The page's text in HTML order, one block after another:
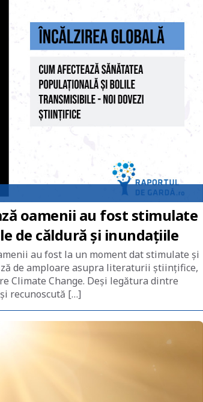
oamenii au fost stimulate
de căldură și inundațiile
au fost la un moment dat stimulate și
de amploare asupra literaturii științifice,
Climate Change. Deși legătura dintre
recunoscută […]